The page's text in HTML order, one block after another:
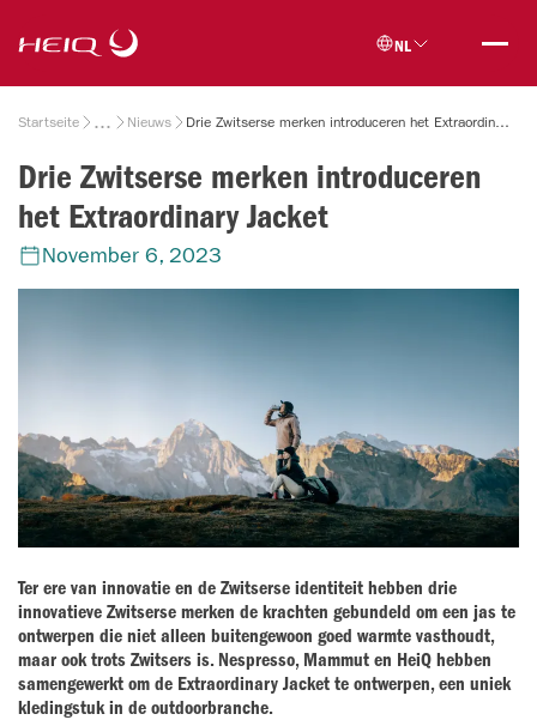
main
content
NL
Breadcrumb
Startseite Nieuws Drie Zwitserse merken introduceren het Extraordinary Jacket
Drie Zwitserse merken introduceren
het Extraordinary Jacket
November 6, 2023
Ter ere van innovatie en de Zwitserse identiteit hebben drie
innovatieve Zwitserse merken de krachten gebundeld om een jas te
ontwerpen die niet alleen buitengewoon goed warmte vasthoudt,
maar ook trots Zwitsers is. Nespresso, Mammut en HeiQ hebben
samengewerkt om de Extraordinary Jacket te ontwerpen, een uniek
kledingstuk in de outdoorbranche.